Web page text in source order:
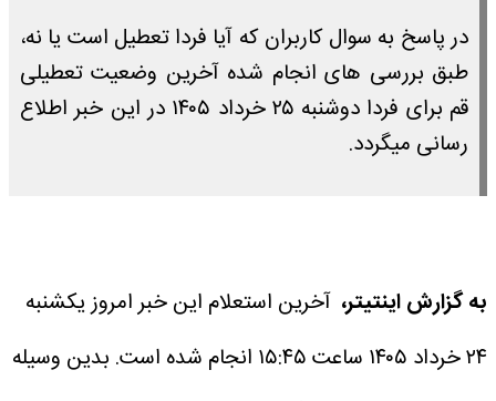
در پاسخ به سوال کاربران که آیا فردا تعطیل است یا نه،
طبق بررسی های انجام شده آخرین وضعیت تعطیلی
قم برای فردا دوشنبه ۲۵ خرداد ۱۴۰۵ در این خبر اطلاع
رسانی میگردد.
به گزارش اینتیتر، آخرین استعلام این خبر امروز یکشنبه
۲۴ خرداد ۱۴۰۵ ساعت ۱۵:۴۵ انجام شده است.
بدین وسیله